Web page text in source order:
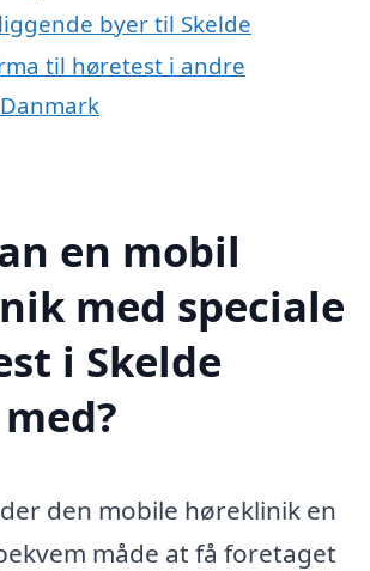
byer til Skelde
til høretest i andre
en mobil
med speciale
i Skelde
den mobile høreklinik en
måde at få foretaget